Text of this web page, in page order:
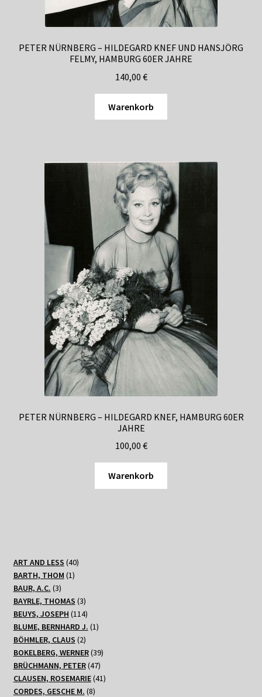
PETER NÜRNBERG – HILDEGARD KNEF UND HANSJÖRG
FELMY, HAMBURG 60ER JAHRE
140,00 €
Warenkorb
PETER NÜRNBERG – HILDEGARD KNEF, HAMBURG 60ER
JAHRE
100,00 €
Warenkorb
ART AND LESS 4040
BARTH, THOM 11
BAUR, A.C. 33
Produkte
BAYRLE, THOMAS 33
Produkte
BEUYS, JOSEPH 114114
Produkte
BLUME, BERNHARD J. 11
BÖHMLER, CLAUS 22
Produkte
BOKELBERG, WERNER 3939
BRÜCHMANN, PETER 4747
Produkte
CLAUSEN, ROSEMARIE 4141
CORDES, GESCHE M. 88